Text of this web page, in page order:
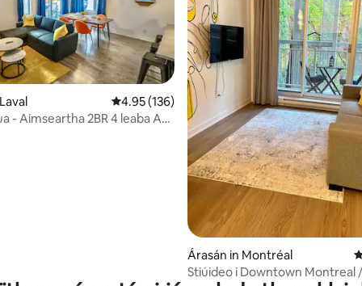
Meánrátáil 4.95 as 5, 136 léirmheas
4.95 (136)
- Aimseartha 2BR 4 leaba AC
Árasán in Montréal
Stiúideo i Downtown Montreal